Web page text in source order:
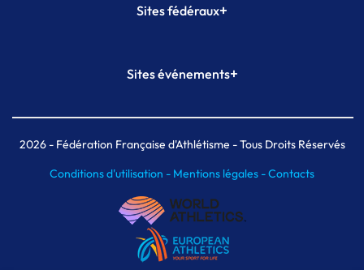
Sites fédéraux+
Plateforme Formation
Sites événements+
Meeting de Paris indoor
MAIF Ekiden de Paris
2026- Fédération Française d'Athlétisme - Tous Droits Réservés
Conditions d'utilisation - Mentions légales -Contacts